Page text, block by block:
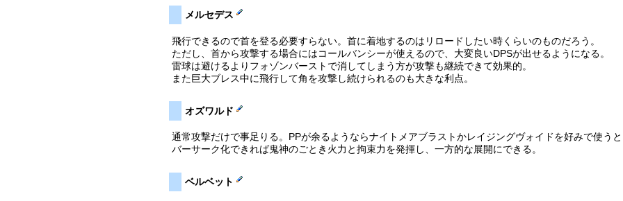
メルセデス
飛行できるので首を登る必要すらない。首に着地するのはリロードしたい時くらいのものだろう。
ただし、首から攻撃する場合にはコールバンシーが使えるので、大変良いDPSが出せるようになる。
雷球は避けるよりフォゾンバーストで消してしまう方が攻撃も継続できて効果的。
また巨大ブレス中に飛行して角を攻撃し続けられるのも大きな利点。
オズワルド
通常攻撃だけで事足りる。PPが余るようならナイトメアブラストかレイジングヴォイドを好みで使うと
バーサーク化できれば鬼神のごとき火力と拘束力を発揮し、一方的な展開にできる。
ベルベット